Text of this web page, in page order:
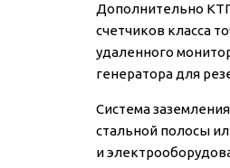
Дополнительно
счетчиков класса
удаленного
генератора для
Система
стальной полосы
и